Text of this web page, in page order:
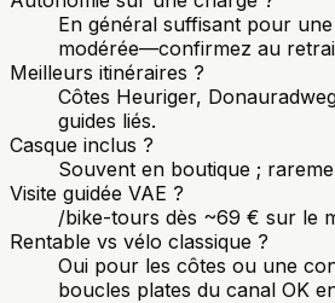
En général suffisant pour
modérée—confirmez au
Meilleurs itinéraires ?
Côtes Heuriger,
guides liés.
Casque inclus ?
Souvent en boutique ;
Visite guidée VAE ?
/bike-tours dès ~69 € sur le
Rentable vs vélo classique ?
Oui pour les côtes ou une
boucles plates du canal OK